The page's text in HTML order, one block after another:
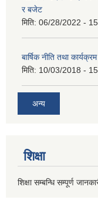
र बजेट
मिति: 06/28/2022 -
बार्षिक नीति तथा
मिति: 10/03/2018 -
अन्य
शिक्षा
शिक्षा सम्बन्धि सम्पूर्ण